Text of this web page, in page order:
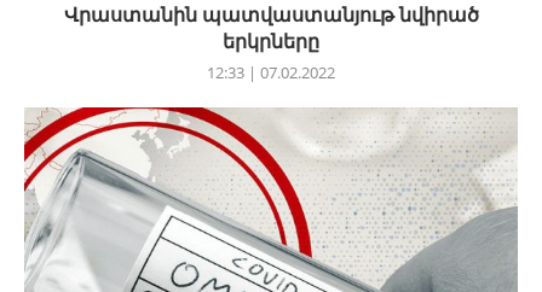
Վրաստանին պատվաստանյութ նվիրած
երկրները
12:33 | 07.02.2022